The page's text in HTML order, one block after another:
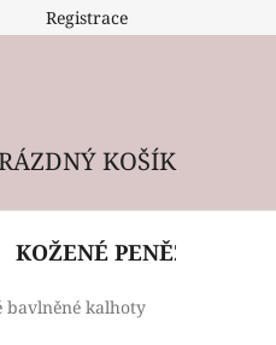
podmínky
Registrace
KOŠÍK
KOŽENÉ PENĚŽENKY
bavlněné kalhoty